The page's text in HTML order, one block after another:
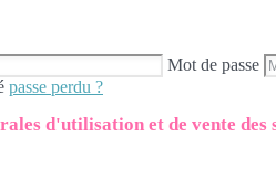
Mot de passe
passe perdu ?
d'utilisation et de vente des